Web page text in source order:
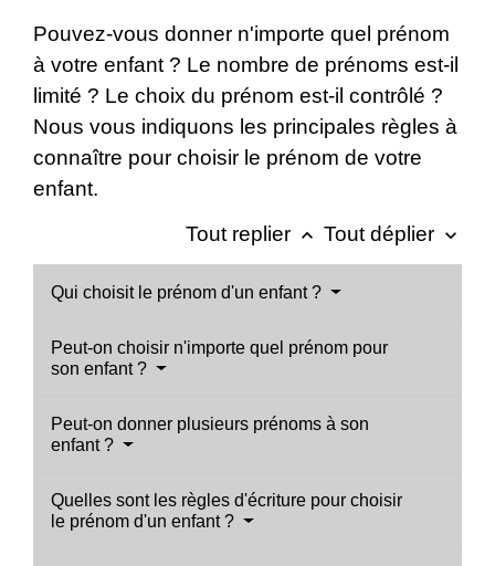
Pouvez-vous donner n'importe quel prénom
à votre enfant ? Le nombre de prénoms est-il
limité ? Le choix du prénom est-il contrôlé ?
Nous vous indiquons les principales règles à
connaître pour choisir le prénom de votre
enfant.
Tout replier keyboard_arrow_up Tout déplier keyboard_arrow_down
Qui choisit le prénom d'un enfant ?
Peut-on choisir n'importe quel prénom pour
son enfant ?
Peut-on donner plusieurs prénoms à son
enfant ?
Quelles sont les règles d'écriture pour choisir
le prénom d'un enfant ?